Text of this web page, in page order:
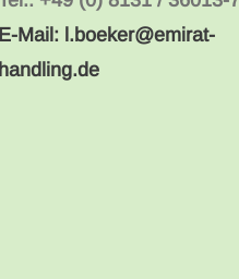
E-Mail: l.boeker@emirat-
handling.de